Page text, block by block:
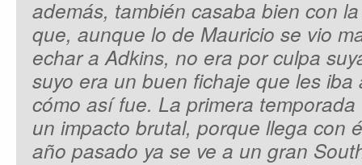
además, también casaba bien con
que, aunque lo de Mauricio se vio
echar a Adkins, no era por culpa
suyo era un buen fichaje que les iba
cómo así fue. La primera
un impacto brutal, porque llega con
año pasado ya se ve a un gran